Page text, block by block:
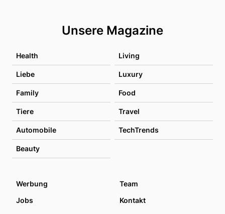
Unsere Magazine
Health Living
Liebe Luxury
Family Food
Tiere Travel
Automobile TechTrends
Beauty
Werbung
Team
Jobs
Kontakt